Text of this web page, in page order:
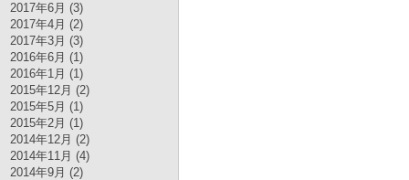
2017年6月 (3)
2017年4月 (2)
2017年3月 (3)
2016年6月 (1)
2016年1月 (1)
2015年12月 (2)
2015年5月 (1)
2015年2月 (1)
2014年12月 (2)
2014年11月 (4)
2014年9月 (2)